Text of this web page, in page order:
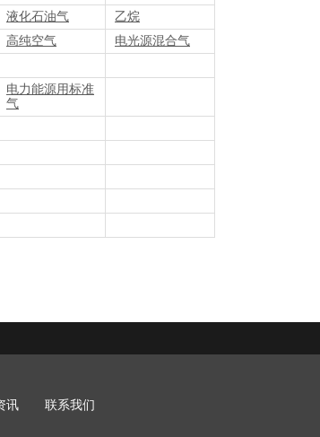
液化石油气
乙烷
高纯空气
电光源混合气
电力能源用标准
气
讯 联系我们